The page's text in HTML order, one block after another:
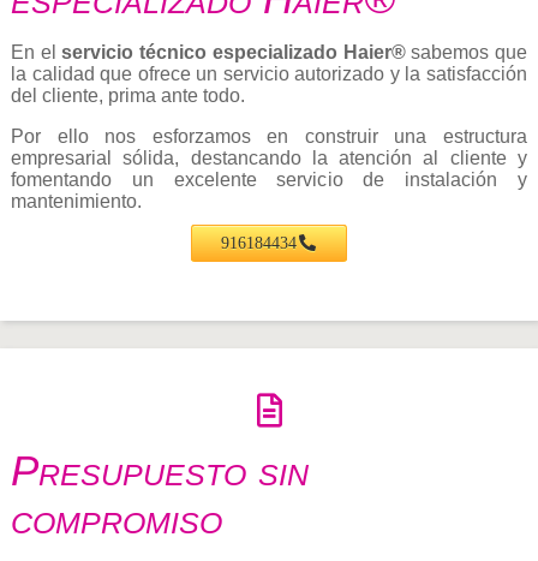
En elservicio técnico especializado Haier®sabemos que
la calidad que ofrece un servicio autorizado y la satisfacción
del cliente, prima ante todo.
Por ello nos esforzamos en construir una estructura
empresarial sólida, destancando la atención al cliente y
fomentando un excelente servicio de instalación y
mantenimiento.
916184434
Presupuesto sin
compromiso